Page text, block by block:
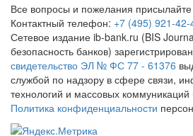
Все вопросы и пожелания
Контактный телефон: +7 (495) 921-42-
Сетевое издание ib-bank.ru (BIS
безопасность банков)
свидетельство ЭЛ № ФС 77 - 61376
службой по надзору в сфере связи,
технологий и массовых
Политика конфиденциальности